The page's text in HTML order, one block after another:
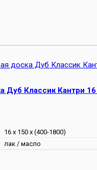
Дуб Классик Кантри
16 х 150 х (400-1800)
лак / масло